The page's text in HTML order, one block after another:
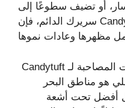
أو تضيف سطوعًا إلى
سريرك الدائم، فإن Candytuft تزدهر جنبًا إلى جنب مع
أحد مفاتيح اختيار أفضل النباتات المصاحبة لـ Candytuft
هو مناطق البحر
أفضل تحت أشعة